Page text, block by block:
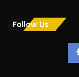
Follow Us